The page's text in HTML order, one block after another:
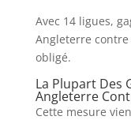
Avec 14 ligues,
Angleterre contre
obligé.
La Plupart Des
Angleterre
Cette mesure